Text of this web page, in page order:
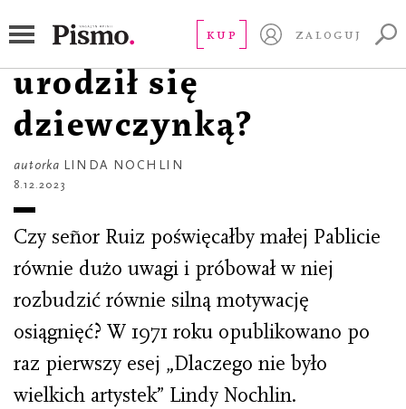
KUP ZALOGUJ
A gdyby Picasso
urodził się
dziewczynką?
autorka LINDA NOCHLIN
8.12.2023
Czy señor Ruiz poświęcałby małej Pablicie
równie dużo uwagi i próbował w niej
rozbudzić równie silną motywację
osiągnięć? W 1971 roku opublikowano po
raz pierwszy esej „Dlaczego nie było
wielkich artystek” Lindy Nochlin.